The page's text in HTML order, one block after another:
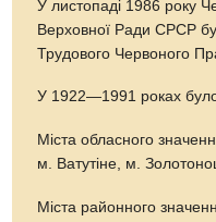
У листопаді 1986 року
Верховної Ради СРСР
Трудового Червоного
У 1922—1991 роках було
Міста обласного
м. Ватутіне, м.
Міста районного